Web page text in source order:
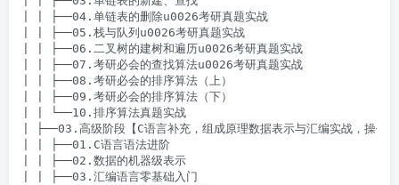
| | ├──04.单链表的删除u0026考研真题实战
| | ├──05.栈与队列u0026考研真题实战
| | ├──06.二叉树的建树和遍历u0026考研真题实战
| | ├──07.考研必会的查找算法u0026考研真题实战
| | ├──08.考研必会的排序算法（上）
| | ├──09.考研必会的排序算法（下）
| | └──10.排序算法真题实战
| ├──03.高级阶段【C语言补充，组成原理数据表示与汇编实战，操作
| | ├──01.C语言语法进阶
| | ├──02.数据的机器级表示
| | ├──03.汇编语言零基础入门